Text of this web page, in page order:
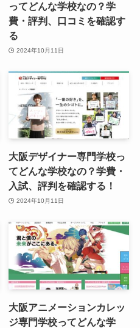
ってどんな学校なの？学
費・評判、口コミを確認す
る
2024年10月11日
大阪デザイナー専門学校っ
てどんな学校なの？学費・
入試、評判を確認する！
2024年10月11日
大阪アニメーションカレッ
ジ専門学校ってどんな学